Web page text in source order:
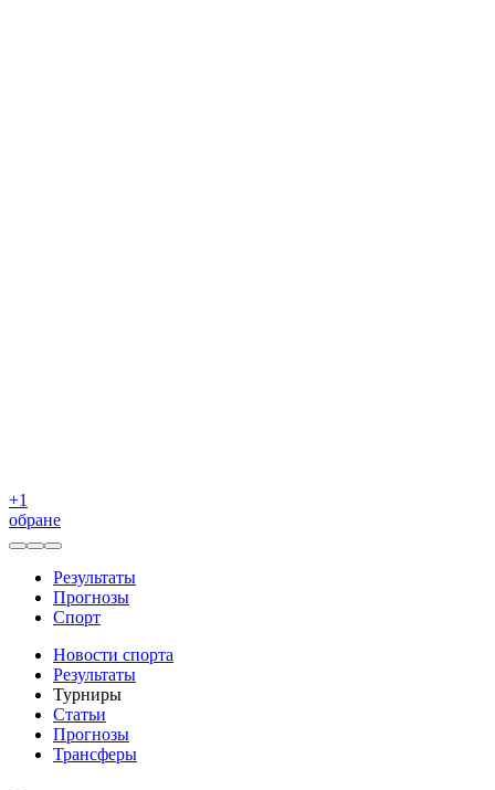
+1
обране
Результаты
Прогнозы
Спорт
Новости спорта
Результаты
Турниры
Статьи
Прогнозы
Трансферы